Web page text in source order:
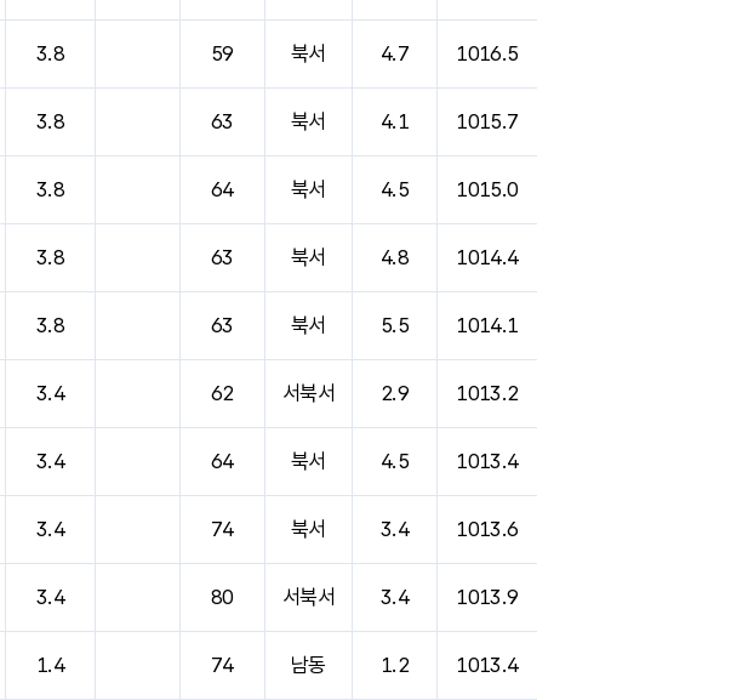
3.8 59 북서 4.7 1016.5
3.8 63 북서 4.1 1015.7
3.8 64 북서 4.5 1015.0
3.8 63 북서 4.8 1014.4
3.8 63 북서 5.5 1014.1
3.4 62 서북서 2.9 1013.2
3.4 64 북서 4.5 1013.4
3.4 74 북서 3.4 1013.6
3.4 80 서북서 3.4 1013.9
1.4 74 남동 1.2 1013.4